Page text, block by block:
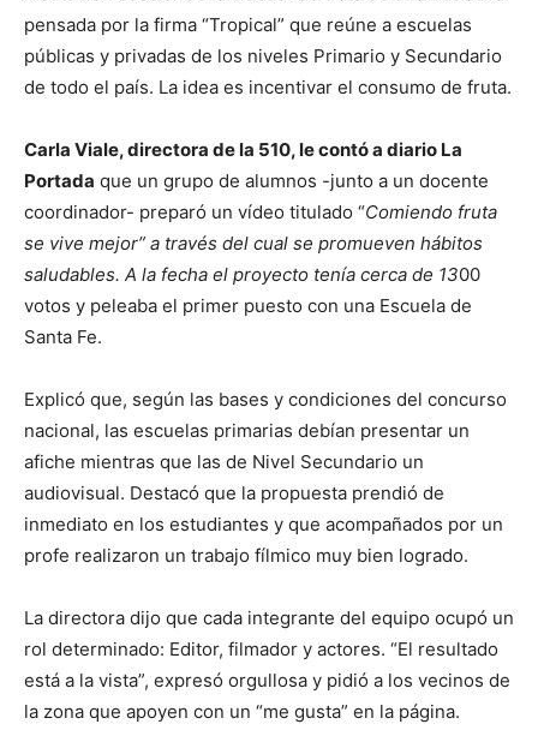
pensada por la firma “Tropical” que reúne a escuelas
públicas y privadas de los niveles Primario y Secundario
de todo el país. La idea es incentivar el consumo de fruta.
Carla Viale, directora de la 510, le contó a diario La
Portada que un grupo de alumnos -junto a un docente
coordinador- preparó un vídeo titulado “Comiendo fruta
se vive mejor” a través del cual se promueven hábitos
saludables. A la fecha el proyecto tenía cerca de 1300
votos y peleaba el primer puesto con una Escuela de
Santa Fe.
Explicó que, según las bases y condiciones del concurso
nacional, las escuelas primarias debían presentar un
afiche mientras que las de Nivel Secundario un
audiovisual. Destacó que la propuesta prendió de
inmediato en los estudiantes y que acompañados por un
profe realizaron un trabajo fílmico muy bien logrado.
La directora dijo que cada integrante del equipo ocupó un
rol determinado: Editor, filmador y actores. “El resultado
está a la vista”, expresó orgullosa y pidió a los vecinos de
la zona que apoyen con un “me gusta” en la página.